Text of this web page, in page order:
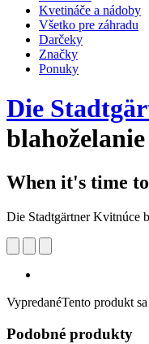
Kvetináče a nádoby
Všetko pre záhradu
Darčeky
Značky
Ponuky
Die
When it's time to
Die Stadtgärtner Kvitnúce
VypredanéTento produkt
Podobné produkty